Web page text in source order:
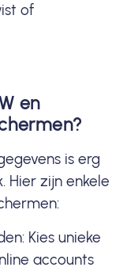
of
en
is erg
Hier zijn enkele
Kies unieke
accounts